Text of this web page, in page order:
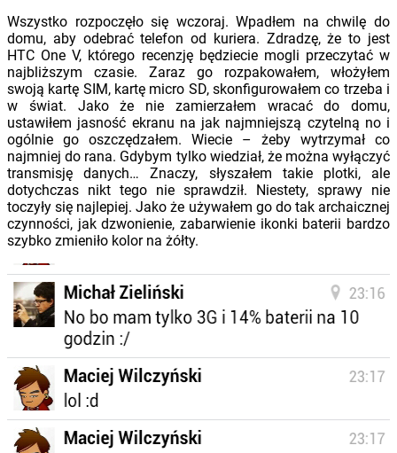
Wszystko rozpoczęło się wczoraj. Wpadłem na chwilę do
domu, aby odebrać telefon od kuriera. Zdradzę, że to jest
HTC One V, którego recenzję będziecie mogli przeczytać w
najbliższym czasie. Zaraz go rozpakowałem, włożyłem
swoją kartę SIM, kartę micro SD, skonfigurowałem co trzeba i
w świat. Jako że nie zamierzałem wracać do domu,
ustawiłem jasność ekranu na jak najmniejszą czytelną no i
ogólnie go oszczędzałem. Wiecie – żeby wytrzymał co
najmniej do rana. Gdybym tylko wiedział, że można wyłączyć
transmisję danych… Znaczy, słyszałem takie plotki, ale
dotychczas nikt tego nie sprawdził. Niestety, sprawy nie
toczyły się najlepiej. Jako że używałem go do tak archaicznej
czynności, jak dzwonienie, zabarwienie ikonki baterii bardzo
szybko zmieniło kolor na żółty.